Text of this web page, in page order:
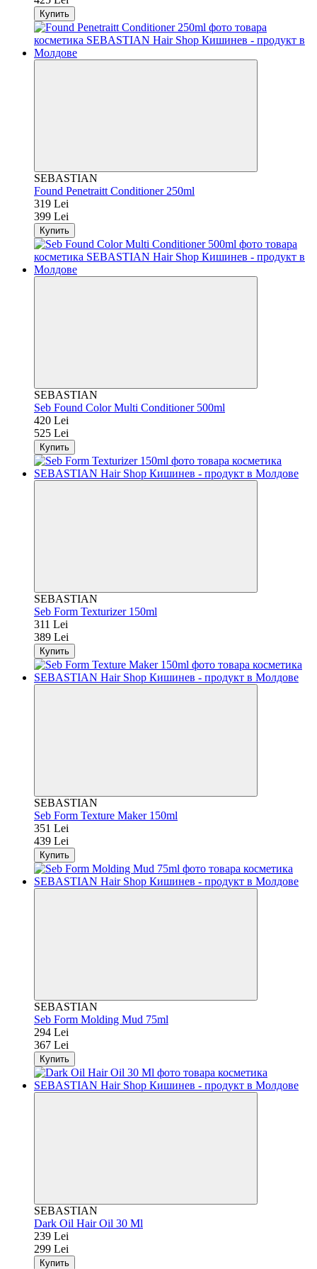
Купить
SEBASTIAN
Found Penetraitt Conditioner 250ml
319 Lei
399 Lei
Купить
SEBASTIAN
Seb Found Color Multi Conditioner 500ml
420 Lei
525 Lei
Купить
SEBASTIAN
Seb Form Texturizer 150ml
311 Lei
389 Lei
Купить
SEBASTIAN
Seb Form Texture Maker 150ml
351 Lei
439 Lei
Купить
SEBASTIAN
Seb Form Molding Mud 75ml
294 Lei
367 Lei
Купить
SEBASTIAN
Dark Oil Hair Oil 30 Ml
239 Lei
299 Lei
Купить